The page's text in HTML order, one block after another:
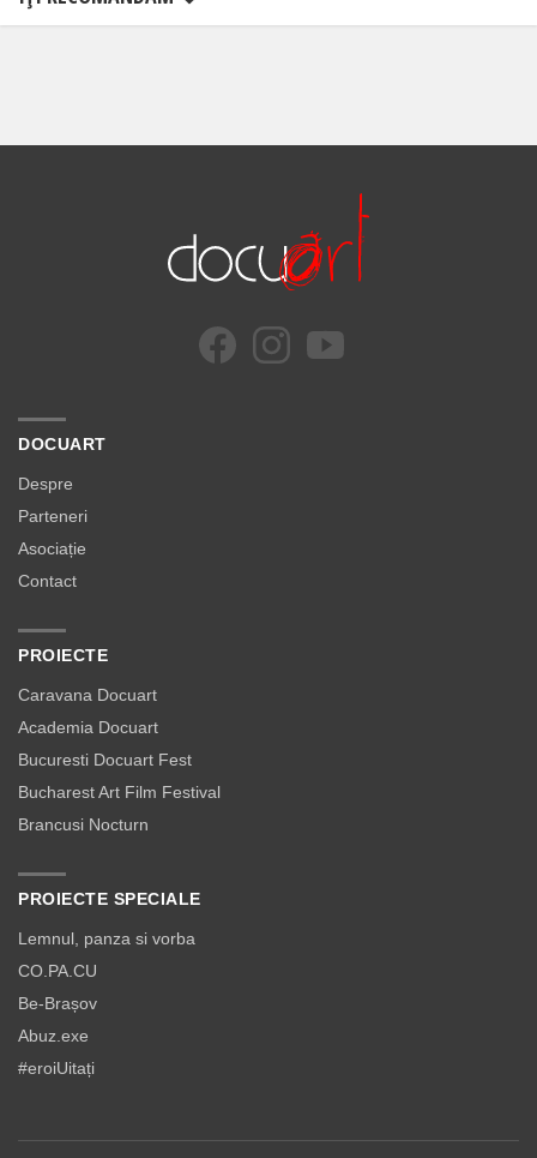
DOCUART
Despre
Parteneri
Asociație
Contact
PROIECTE
Caravana Docuart
Academia Docuart
Bucuresti Docuart Fest
Bucharest Art Film Festival
Brancusi Nocturn
PROIECTE SPECIALE
Lemnul, panza si vorba
CO.PA.CU
Be-Brașov
Abuz.exe
#eroiUitați